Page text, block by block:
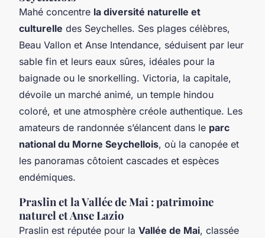
Mahé concentre la diversité naturelle et
culturelle des Seychelles. Ses plages célèbres,
Beau Vallon et Anse Intendance, séduisent par leur
sable fin et leurs eaux sûres, idéales pour la
baignade ou le snorkelling. Victoria, la capitale,
dévoile un marché animé, un temple hindou
coloré, et une atmosphère créole authentique. Les
amateurs de randonnée s’élancent dans le parc
national du Morne Seychellois, où la canopée et
les panoramas côtoient cascades et espèces
endémiques.
Praslin et la Vallée de Mai : patrimoine
naturel et Anse Lazio
Praslin est réputée pour la Vallée de Mai, classée